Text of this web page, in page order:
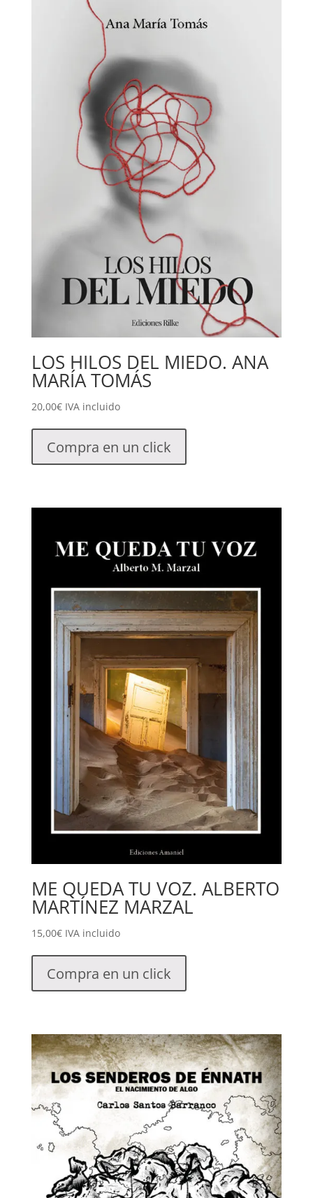
LOS HILOS DEL MIEDO. ANA
MARÍA TOMÁS
20,00€ IVA incluido
Compra en un click
ME QUEDA TU VOZ. ALBERTO
MARTÍNEZ MARZAL
15,00€ IVA incluido
Compra en un click